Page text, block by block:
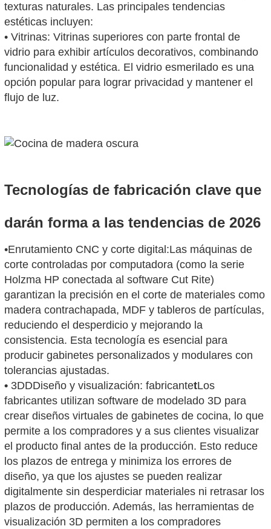
texturas naturales. Las principales tendencias
estéticas incluyen:
• Vitrinas: Vitrinas superiores con parte frontal de
vidrio para exhibir artículos decorativos, combinando
funcionalidad y estética. El vidrio esmerilado es una
opción popular para lograr privacidad y mantener el
flujo de luz.
Tecnologías de fabricación clave que
darán forma a las tendencias de 2026
•Enrutamiento CNC y corte digital:Las máquinas de
corte controladas por computadora (como la serie
Holzma HP conectada al software Cut Rite)
garantizan la precisión en el corte de materiales como
madera contrachapada, MDF y tableros de partículas,
reduciendo el desperdicio y mejorando la
consistencia. Esta tecnología es esencial para
producir gabinetes personalizados y modulares con
tolerancias ajustadas.
• 3DDDiseño y visualización: fabricantetLos
fabricantes utilizan software de modelado 3D para
crear diseños virtuales de gabinetes de cocina, lo que
permite a los compradores y a sus clientes visualizar
el producto final antes de la producción. Esto reduce
los plazos de entrega y minimiza los errores de
diseño, ya que los ajustes se pueden realizar
digitalmente sin desperdiciar materiales ni retrasar los
plazos de producción. Además, las herramientas de
visualización 3D permiten a los compradores